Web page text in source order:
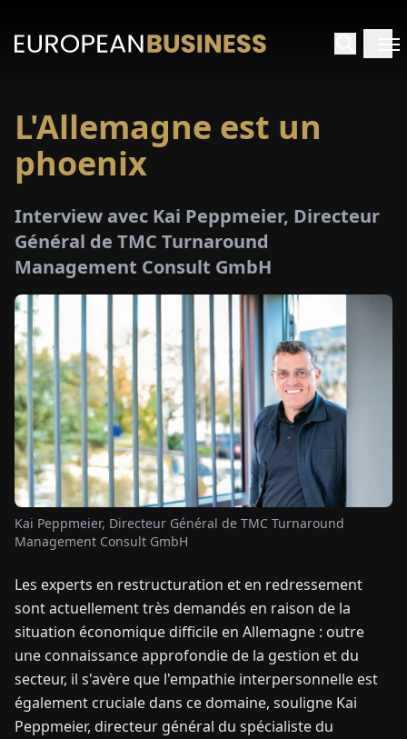
EN DEFRESITNLPLHU
NOUS
L'Allemagne est un
phoenix
Interview avec Kai Peppmeier, Directeur
Général de TMC Turnaround
Management Consult GmbH
Kai Peppmeier, Directeur Général de TMC Turnaround
Management Consult GmbH
Les experts en restructuration et en redressement
sont actuellement très demandés en raison de la
situation économique difficile en Allemagne : outre
une connaissance approfondie de la gestion et du
secteur, il s'avère que l'empathie interpersonnelle est
également cruciale dans ce domaine, souligne Kai
Peppmeier, directeur général du spécialiste du